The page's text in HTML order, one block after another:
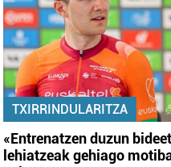
TXIRRINDULARITZA
«Entrenatzen duzun
lehiatzeak gehiago